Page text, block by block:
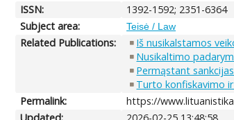
ISSN:
1392-1592; 2351-6364
Subject area:
Teisė / Law
Related Publications: Iš nusikalstamos
Nusikaltimo
Permąstant
Turto konfiskavimo
Permalink:
https://
Updated:
2026-02-25 13:48:58